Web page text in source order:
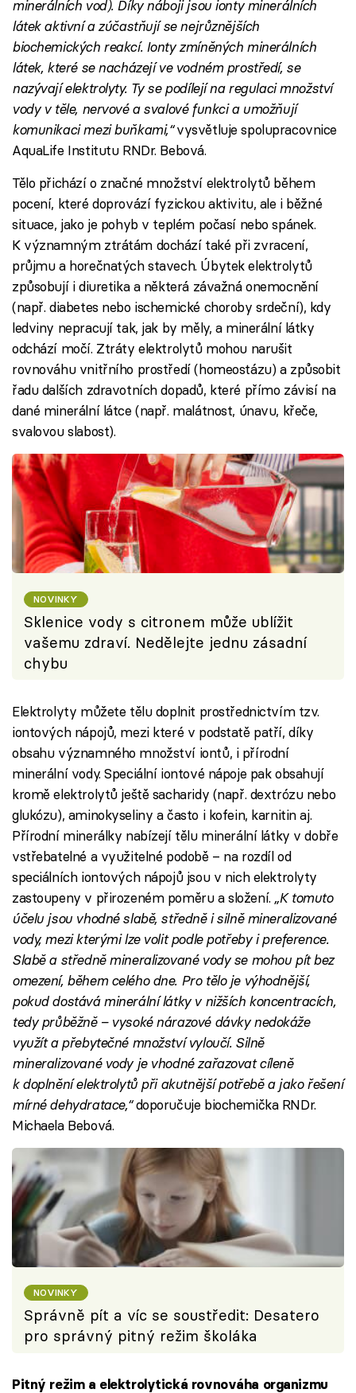
minerálních vod). Díky náboji jsou ionty minerálních
látek aktivní a zúčastňují se nejrůznějších
biochemických reakcí. Ionty zmíněných minerálních
látek, které se nacházejí ve vodném prostředí, se
nazývají elektrolyty. Ty se podílejí na regulaci množství
vody v těle, nervové a svalové funkci a umožňují
komunikaci mezi buňkami,“vysvětluje spolupracovnice
AquaLife Institutu RNDr. Bebová.
Tělo přichází o značné množství elektrolytů během
pocení, které doprovází fyzickou aktivitu, ale i běžné
situace, jako je pohyb v teplém počasí nebo spánek.
K významným ztrátám dochází také při zvracení,
průjmu a horečnatých stavech. Úbytek elektrolytů
způsobují i diuretika a některá závažná onemocnění
(např. diabetes nebo ischemické choroby srdeční), kdy
ledviny nepracují tak, jak by měly, a minerální látky
odchází močí. Ztráty elektrolytů mohou narušit
rovnováhu vnitřního prostředí (homeostázu) a způsobit
řadu dalších zdravotních dopadů, které přímo závisí na
dané minerální látce (např. malátnost, únavu, křeče,
svalovou slabost).
NOVINKY
Sklenice vody s citronem může ublížit
vašemu zdraví. Nedělejte jednu zásadní
chybu
Elektrolyty můžete tělu doplnit prostřednictvím tzv.
iontových nápojů, mezi které v podstatě patří, díky
obsahu významného množství iontů, i přírodní
minerální vody. Speciální iontové nápoje pak obsahují
kromě elektrolytů ještě sacharidy (např. dextrózu nebo
glukózu), aminokyseliny a často i kofein, karnitin aj.
Přírodní minerálky nabízejí tělu minerální látky v dobře
vstřebatelné a využitelné podobě – na rozdíl od
speciálních iontových nápojů jsou v nich elektrolyty
zastoupeny v přirozeném poměru a složení. „K tomuto
účelu jsou vhodné slabě, středně i silně mineralizované
vody, mezi kterými lze volit podle potřeby i preference.
Slabě a středně mineralizované vody se mohou pít bez
omezení, během celého dne. Pro tělo je výhodnější,
pokud dostává minerální látky v nižších koncentracích,
tedy průběžně – vysoké nárazové dávky nedokáže
využít a přebytečné množství vyloučí. Silně
mineralizované vody je vhodné zařazovat cíleně
k doplnění elektrolytů při akutnější potřebě a jako řešení
mírné dehydratace,“doporučuje biochemička RNDr.
Michaela Bebová.
NOVINKY
Správně pít a víc se soustředit: Desatero
pro správný pitný režim školáka
Pitný režim a elektrolytická rovnováha organizmu